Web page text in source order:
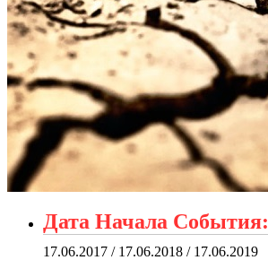
Дата Начала События:
17.06.2017 / 17.06.2018 / 17.06.2019